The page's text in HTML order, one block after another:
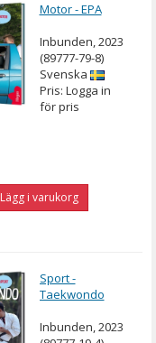
Motor - EPA
Inbunden, 2023
(89777-79-8)
Svenska
Pris: Logga in
för pris
Lägg i varukorg
Sport -
Taekwondo
Inbunden, 2023